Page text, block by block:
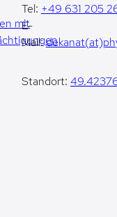
mit
Tel: +49 631 205
E-
Mail:
Standort: